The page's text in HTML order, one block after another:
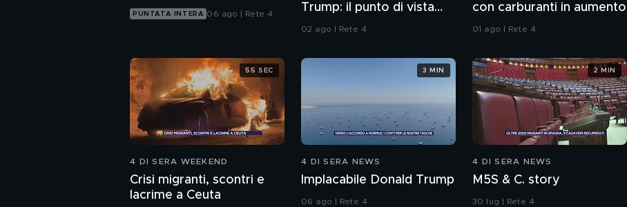
PUNTATA INTERA 06 ago | Rete 4
Trump: il punto di vista
dello psichiatra Leonardo
02 ago | Rete 4
con carburanti in aumento
01 ago | Rete 4
4 DI SERA WEEKEND
Crisi migranti, scontri e
lacrime a Ceuta
55 SEC
4 DI SERA NEWS
Implacabile Donald Trump
06 ago | Rete 4
3 MIN
4 DI SERA NEWS
M5S & C. story
30 lug | Rete 4
2 MIN